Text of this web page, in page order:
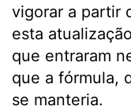
vigorar a partir
esta
que entraram
que a fórmula,
se manteria.